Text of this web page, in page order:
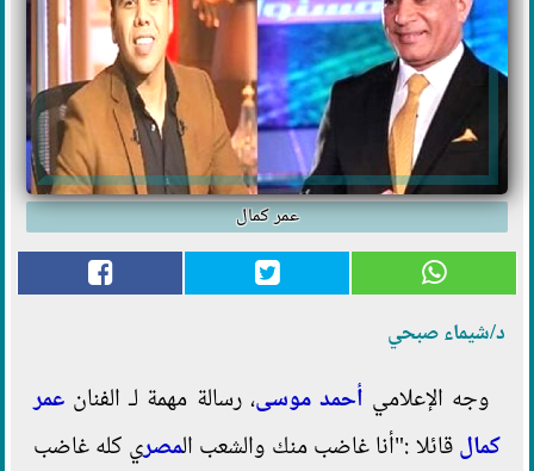
عمر كمال
د/شيماء صبحي
وجه الإعلامي أحمد موسى، رسالة مهمة لـ الفنان عمر
كمالقائلا :"أنا غاضب منك والشعب المصري كله غاضب